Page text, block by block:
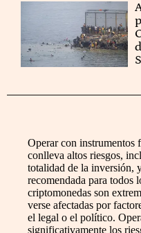
Operar con instrumentos
conlleva altos riesgos,
totalidad de la inversión,
recomendada para todos
criptomonedas son
verse afectadas por
el legal o el político.
significativamente los